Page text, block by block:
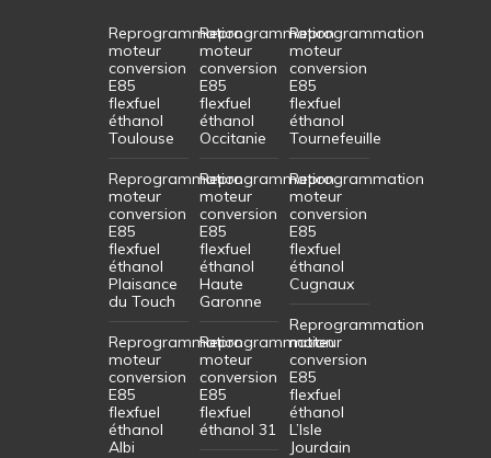
Reprogrammation
moteur
conversion
E85
flexfuel
éthanol
Toulouse
Reprogrammation
moteur
conversion
E85
flexfuel
éthanol
Plaisance
du Touch
Reprogrammation
moteur
conversion
E85
flexfuel
éthanol
Albi
Reprogrammation
moteur
conversion
E85
flexfuel
éthanol
Occitanie
Reprogrammation
moteur
conversion
E85
flexfuel
éthanol
Haute
Garonne
Reprogrammation
moteur
conversion
E85
flexfuel
éthanol 31
Reprogrammation
moteur
conversion
E85
flexfuel
éthanol
Tournefeuille
Reprogrammation
moteur
conversion
E85
flexfuel
éthanol
Cugnaux
Reprogrammation
moteur
conversion
E85
flexfuel
éthanol
L’Isle
Jourdain